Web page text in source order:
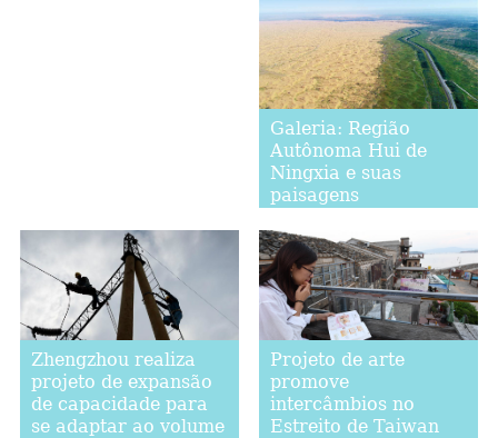
Galeria: Região
Autônoma Hui de
Ningxia e suas
paisagens
Zhengzhou realiza
projeto de expansão
de capacidade para
se adaptar ao volume
Projeto de arte
promove
intercâmbios no
Estreito de Taiwan